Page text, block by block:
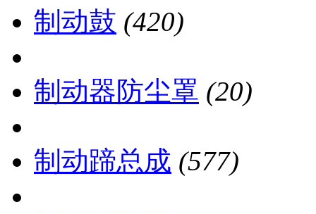
制动鼓 (420)
制动器防尘罩 (20)
制动蹄总成 (577)